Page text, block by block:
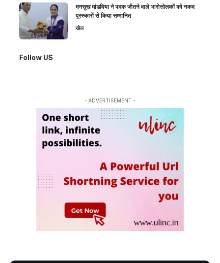
मनसुख मांडविया ने पदक जीतने वाले भारोत्तोलकों को नकद
पुरस्कारों से किया सम्मानित
खेल
Follow US
- ADVERTISEMENT -